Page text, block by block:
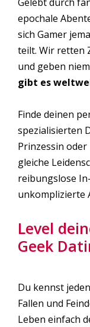
epochale
sich Gamer
teilt. Wir retten
und geben
gibt es
Finde deinen
spezialisierten
Prinzessin
gleiche
reibungslose
unkomplizierte
Level
Geek
Du kennst
Fallen und
Leben einfach